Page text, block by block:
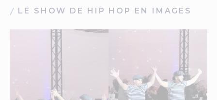
LE SHOW DE HIP HOP EN IMAGES